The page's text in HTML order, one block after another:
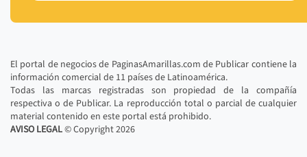
El portal de negocios de PaginasAmarillas.com de Publicar contiene la
información comercial de 11 países de Latinoamérica.
Todas las marcas registradas son propiedad de la compañía
respectiva o de Publicar. La reproducción total o parcial de cualquier
material contenido en este portal está prohibido.
AVISO LEGAL© Copyright2026